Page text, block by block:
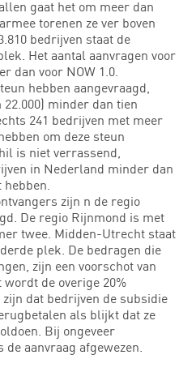
gaat het om meer dan
torenen ze ver boven
bedrijven staat de
Het aantal aanvragen voor
dan voor NOW 1.0.
hebben aangevraagd,
minder dan tien
241 bedrijven met meer
om deze steun
is niet verrassend,
in Nederland minder dan
zijn n de regio
De regio Rijnmond is met
twee. Midden-Utrecht staat
plek. De bedragen die
zijn een voorschot van
wordt de overige 20%
dat bedrijven de subsidie
als blijkt dat ze
Bij ongeveer
aanvraag afgewezen.